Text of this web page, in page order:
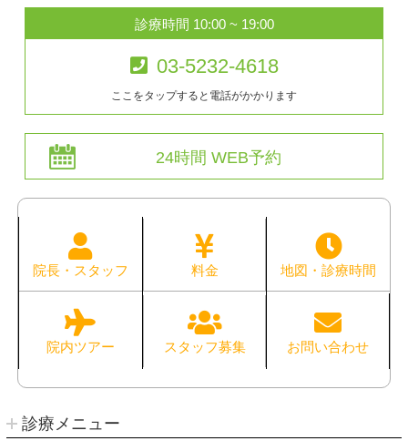
診療時間 10:00 ~ 19:00
03-5232-4618
ここをタップすると電話がかかります
24時間 WEB予約
院長・スタッフ 料金 地図・診療時間
院内ツアー スタッフ募集 お問い合わせ
診療メニュー